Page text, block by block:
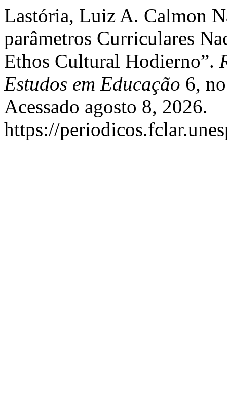
Lastória, Luiz A. Calmon
parâmetros Curriculares
Ethos Cultural Hodierno”.
Estudos em Educação 6,
Acessado agosto 8, 2026.
https://